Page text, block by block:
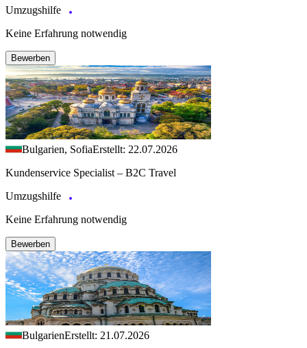
Umzugshilfe
Keine Erfahrung notwendig
Bewerben
Bulgarien, SofiaErstellt: 22.07.2026
Kundenservice Specialist – B2C Travel
Umzugshilfe
Keine Erfahrung notwendig
Bewerben
BulgarienErstellt: 21.07.2026